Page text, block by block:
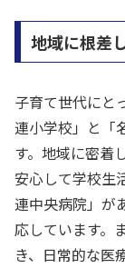
地域に根差
子育て世代にと
連小学校」と「
す。地域に密着
安心して学校生
連中央病院」が
応しています。
き、日常的な医